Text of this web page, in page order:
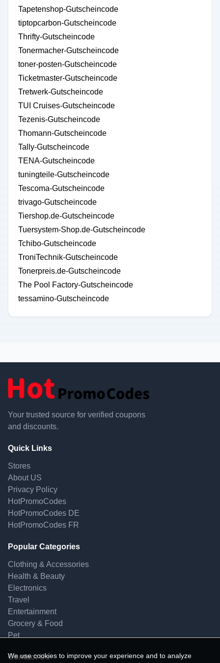
Tapetenshop-Gutscheincode
tiptopcarbon-Gutscheincode
Thrifty-Gutscheincode
Tonermacher-Gutscheincode
toner-posten-Gutscheincode
Ticketmaster-Gutscheincode
Tretwerk-Gutscheincode
TUI Cruises-Gutscheincode
Tezenis-Gutscheincode
Thomann-Gutscheincode
Tally-Gutscheincode
TENA-Gutscheincode
tuningteile-Gutscheincode
Tescoma-Gutscheincode
trivago-Gutscheincode
Tiershop.de-Gutscheincode
Tuersystem-Shop.de-Gutscheincode
Tchibo-Gutscheincode
TroniTechnik-Gutscheincode
Tonerpreis.de-Gutscheincode
The Pool Factory-Gutscheincode
tessamino-Gutscheincode
Your trusted source for verified coupons
and discounts.
Quick Links
Stores
About US
Privacy Policy
HotPromoCodes
HotPromoCodes DE
HotPromoCodes FR
Popular Categories
Clothing & Accessories
Health & Beauty
Electronics
Travel
Entertainment
Grocery & Food
Pet
Contact Us
We use cookies to improve your experience and to analyze